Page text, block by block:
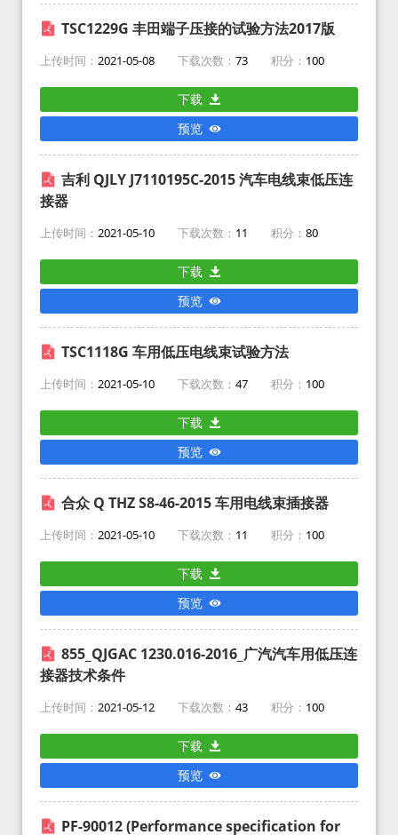
TSC1229G 丰田端子压接的试验方法2017版
上传时间： 2021-05-08 下载次数： 73 积分： 100
下载
预览
吉利 QJLY J7110195C-2015 汽车电线束低压连
接器
上传时间： 2021-05-10 下载次数： 11 积分： 80
下载
预览
TSC1118G 车用低压电线束试验方法
上传时间： 2021-05-10 下载次数： 47 积分： 100
下载
预览
合众 Q THZ S8-46-2015 车用电线束插接器
上传时间： 2021-05-10 下载次数： 11 积分： 100
下载
预览
855_QJGAC 1230.016-2016_广汽汽车用低压连
接器技术条件
上传时间： 2021-05-12 下载次数： 43 积分： 100
下载
预览
PF-90012 (Performance specification for